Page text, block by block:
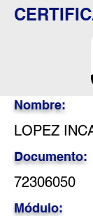
Nombre:
LOPEZ
Documento:
72306050
Módulo: